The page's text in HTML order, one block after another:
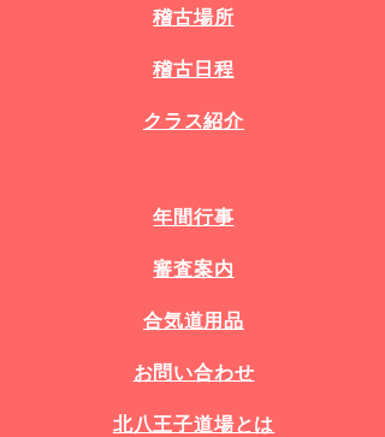
稽古場所
稽古日程
​クラス紹介
年間行事
審査案内
​合気道用品
お問い合わせ​
​北八王子道場とは